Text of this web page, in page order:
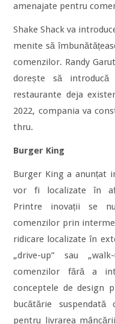
amenajate pentru
Shake Shack va
menite să
comenzilor. Randy
dorește să
restaurante deja
2022, compania va
thru.
Burger King
Burger King a anunțat
vor fi localizate în
Printre inovații se
comenzilor prin
ridicare localizate în
„drive-up” sau
comenzilor fără a
conceptele de design
bucătărie
pentru livrarea